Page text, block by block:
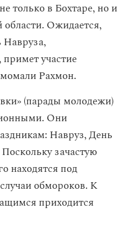
только в Бохтаре, но и
области. Ожидается,
Навруза,
участие
Рахмон.
(парады молодежи)
Они
Навруз, День
зачастую
находятся под
обмороков. К
приходится